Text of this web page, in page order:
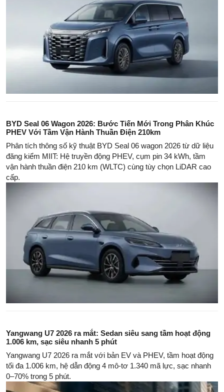
BYD Seal 06 Wagon 2026: Bước Tiến Mới Trong Phân Khúc
PHEV Với Tầm Vận Hành Thuần Điện 210km
Phân tích thông số kỹ thuật BYD Seal 06 wagon 2026 từ dữ liệu
đăng kiểm MIIT: Hệ truyền động PHEV, cụm pin 34 kWh, tầm
vận hành thuần điện 210 km (WLTC) cùng tùy chọn LiDAR cao
cấp.
Yangwang U7 2026 ra mắt: Sedan siêu sang tầm hoạt động
1.006 km, sạc siêu nhanh 5 phút
Yangwang U7 2026 ra mắt với bản EV và PHEV, tầm hoạt động
tối đa 1.006 km, hệ dẫn động 4 mô-tơ 1.340 mã lực, sạc nhanh
0–70% trong 5 phút.